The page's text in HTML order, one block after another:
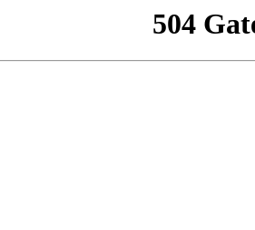
504